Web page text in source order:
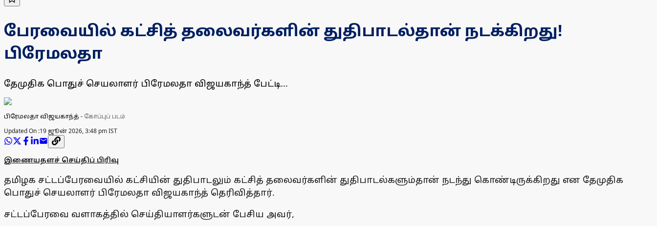
பேரவையில் கட்சித் தலைவர்களின் துதிபாடல்தான் நடக்கிறது!
பிரேமலதா
தேமுதிக பொதுச் செயலாளர் பிரேமலதா விஜயகாந்த் பேட்டி...
பிரேமலதா விஜயகாந்த் - கோப்புப் படம்
Updated On :19 ஜூன் 2026, 3:48 pm IST
இணையதளச் செய்திப் பிரிவு
தமிழக சட்டப்பேரவையில் கட்சியின் துதிபாடலும் கட்சித் தலைவர்களின் துதிபாடல்களும்தான் நடந்து கொண்டிருக்கிறது என தேமுதிக
பொதுச் செயலாளர் பிரேமலதா விஜயகாந்த் தெரிவித்தார்.
சட்டப்பேரவை வளாகத்தில் செய்தியாளர்களுடன் பேசிய அவர்,